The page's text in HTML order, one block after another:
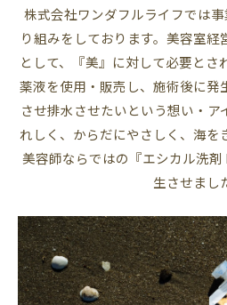
株式会社ワンダフルライフでは
り組みをしております。美容室経
として、『美』に対して必要とさ
薬液を使用・販売し、施術後に発
させ排水させたいという想い・ア
れしく、からだにやさしく、海を
美容師ならではの『エシカル洗剤
生させまし